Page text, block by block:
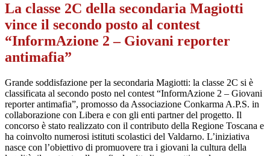
La classe 2C della secondaria Magiotti
vince il secondo posto al contest
“InformAzione 2 – Giovani reporter
antimafia”
Grande soddisfazione per la secondaria Magiotti: la classe 2C si è
classificata al secondo posto nel contest “InformAzione 2 – Giovani
reporter antimafia”, promosso da Associazione Conkarma A.P.S. in
collaborazione con Libera e con gli enti partner del progetto. Il
concorso è stato realizzato con il contributo della Regione Toscana e
ha coinvolto numerosi istituti scolastici del Valdarno. L’iniziativa
nasce con l’obiettivo di promuovere tra i giovani la cultura della